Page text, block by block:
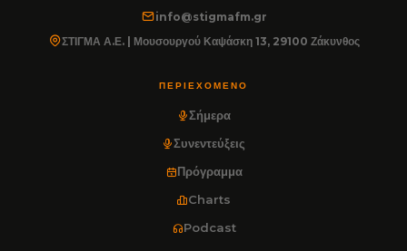
info@stigmafm.gr
ΣΤΙΓΜΑ Α.Ε. | Μουσουργού Καψάσκη 13, 29100 Ζάκυνθος
ΠΕΡΙΕΧΌΜΕΝΟ
Σήμερα
Συνεντεύξεις
Πρόγραμμα
Charts
Podcast